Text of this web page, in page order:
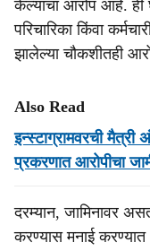
केल्याचा आरोप आहे. ही
परिचारिका किंवा
झालेल्या चौकशीतही
Also Read
इन्स्टाग्रामवरची
प्रकरणात आरोपीचा
दरम्यान, जामिनावर
करण्यास मनाई